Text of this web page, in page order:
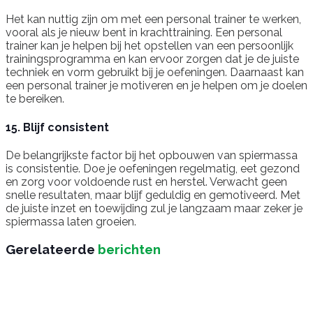
Het kan nuttig zijn om met een personal trainer te werken,
vooral als je nieuw bent in krachttraining. Een personal
trainer kan je helpen bij het opstellen van een persoonlijk
trainingsprogramma en kan ervoor zorgen dat je de juiste
techniek en vorm gebruikt bij je oefeningen. Daarnaast kan
een personal trainer je motiveren en je helpen om je doelen
te bereiken.
15. Blijf consistent
De belangrijkste factor bij het opbouwen van spiermassa
is consistentie. Doe je oefeningen regelmatig, eet gezond
en zorg voor voldoende rust en herstel. Verwacht geen
snelle resultaten, maar blijf geduldig en gemotiveerd. Met
de juiste inzet en toewijding zul je langzaam maar zeker je
spiermassa laten groeien.
Gerelateerde berichten